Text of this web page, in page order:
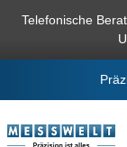
springen
Telefonische